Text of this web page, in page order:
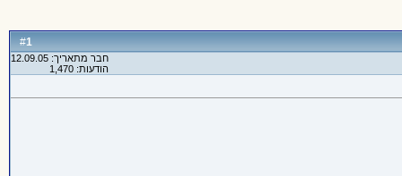
#
1
חבר מתאריך: 12.09.05
הודעות: 1,470